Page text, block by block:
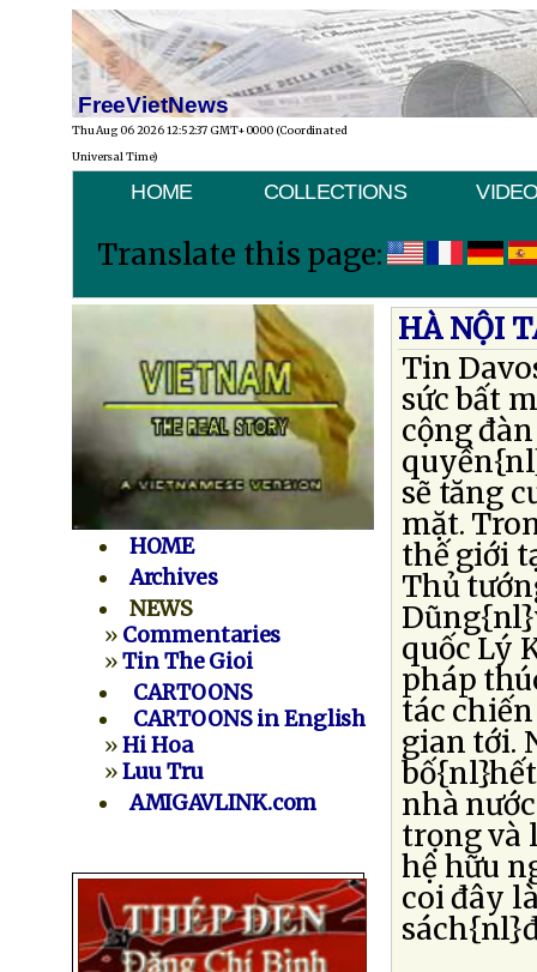
FreeVietNews
Thu Aug 06 2026 12:52:37 GMT+0000 (Coordinated
Universal Time)
HOME COLLECTIONS
Translate this page:
HOME
Archives
NEWS
» Commentaries
»Tin The Gioi
CARTOONS
CARTOONS in English
»Hi Hoa
»Luu Tru
AMIGAVLINK.com
HÀ NỘI
Tin
sức bất
cộng
sẽ tăng
mặt.
thế giới
Thủ
quốc Lý
pháp
tác
gian tới.
nhà
trọng và
hệ hữu
coi đây